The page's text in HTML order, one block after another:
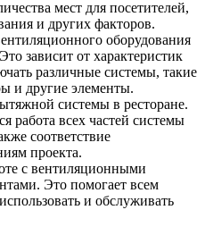
мест для посетителей,
и других факторов.
оборудования
зависит от характеристик
различные системы, такие
и другие элементы.
системы в ресторане.
работа всех частей системы
соответствие
проекта.
с вентиляционными
Это помогает всем
и обслуживать